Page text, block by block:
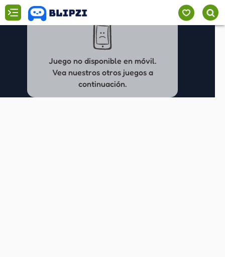
Juego no disponible en móvil.
Vea nuestros otros juegos a
continuación.